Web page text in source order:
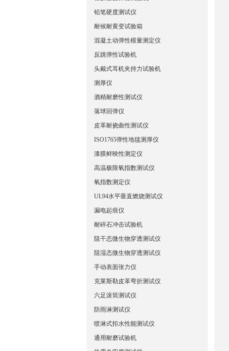
铅笔硬度测试仪
耐候耐黄变试验箱
混凝土动弹性模量测定仪
反跳弹性试验机
头戴式耳机夹持力试验机
测厚仪
酒精耐磨性测试仪
落球回弹仪
皮革耐挠曲性测试仪
ISO1765弹性地毯测厚仪
漆膜鲜映性测定仪
高温极限氧指数测试仪
氧指数测定仪
UL94水平垂直燃烧测试仪
漏电起痕仪
耐碎石冲击试验机
阻干态微生物穿透测试仪
阻湿态微生物穿透测试仪
手动表面张力仪
克莱斯勒皮革弯折测试仪
六足滚筒测试仪
防雨淋测试仪
喷淋式拒水性能测试仪
通用耐磨试验机